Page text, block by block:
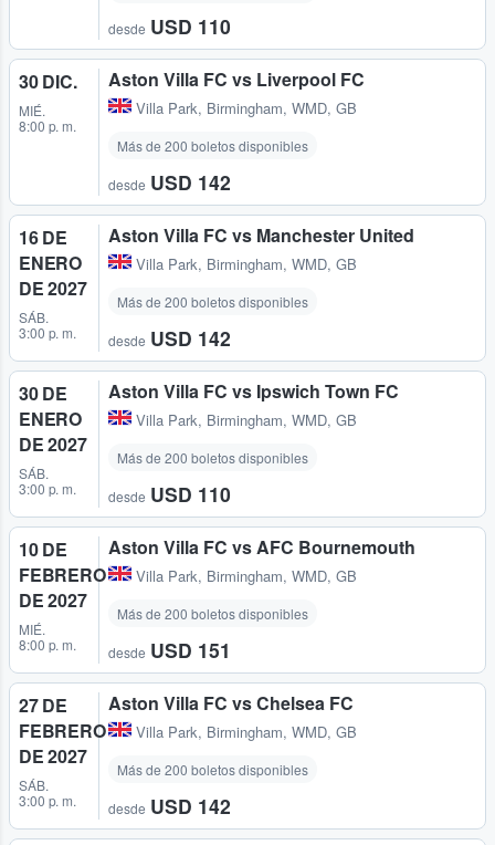
desde USD 110
30 DIC.
MIÉ.
8:00 p. m.
Aston Villa FC vs Liverpool FC
Villa Park, Birmingham, WMD, GB
Más de 200 boletos disponibles
desde USD 142
16 DE
ENERO
DE 2027
SÁB.
3:00 p. m.
Aston Villa FC vs Manchester United
Villa Park, Birmingham, WMD, GB
Más de 200 boletos disponibles
desde USD 142
30 DE
ENERO
DE 2027
SÁB.
3:00 p. m.
Aston Villa FC vs Ipswich Town FC
Villa Park, Birmingham, WMD, GB
Más de 200 boletos disponibles
desde USD 110
10 DE
FEBRERO
DE 2027
MIÉ.
8:00 p. m.
Aston Villa FC vs AFC Bournemouth
Villa Park, Birmingham, WMD, GB
Más de 200 boletos disponibles
desde USD 151
27 DE
FEBRERO
DE 2027
SÁB.
3:00 p. m.
Aston Villa FC vs Chelsea FC
Villa Park, Birmingham, WMD, GB
Más de 200 boletos disponibles
desde USD 142